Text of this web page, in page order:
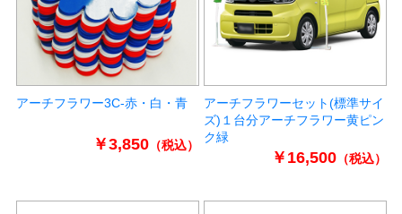
アーチフラワー3C-赤・白・青
￥3,850（税込）
アーチフラワーセット(標準サイ
ズ)１台分アーチフラワー黄ピン
ク緑
￥16,500（税込）